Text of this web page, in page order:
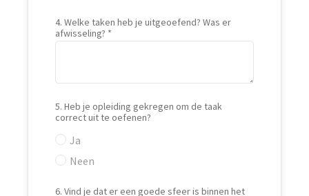
4. Welke taken heb je uitgeoefend? Was er
afwisseling?
5. Heb je opleiding gekregen om de taak
correct uit te oefenen?
Ja
Neen
6. Vind je dat er een goede sfeer is binnen het